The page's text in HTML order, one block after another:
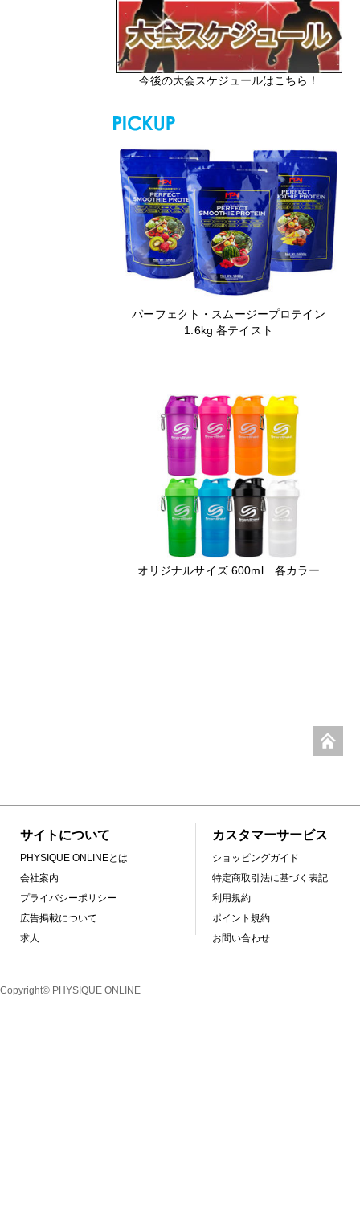
今後の大会スケジュールはこちら！
パーフェクト・スムージープロテイン
1.6kg 各テイスト
オリジナルサイズ 600ml 各カラー
サイトについて
PHYSIQUE ONLINEとは
会社案内
プライバシーポリシー
広告掲載について
求人
カスタマーサービス
ショッピングガイド
特定商取引法に基づく表記
利用規約
ポイント規約
お問い合わせ
Copyright© PHYSIQUE ONLINE